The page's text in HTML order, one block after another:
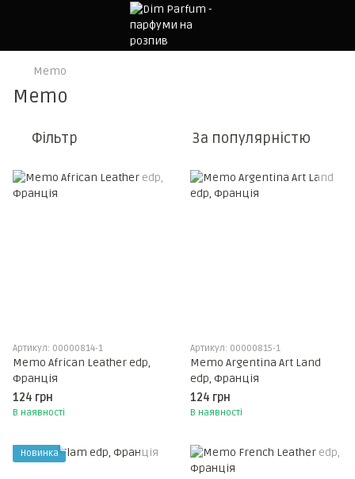
Memo
Memo
Фільтр За популярністю
Артикул: 00000814-1
Memo African Leather edp,
Франція
124 грн
В наявності
Артикул: 00000815-1
Memo Argentina Art Land
edp, Франція
124 грн
В наявності
Новинка